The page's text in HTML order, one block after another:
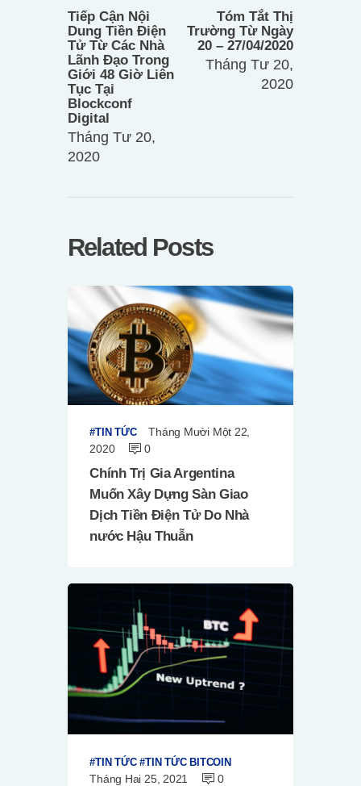
bài
viết
post:
Tiếp Cận Nội
Dung Tiền Điện
Tử Từ Các Nhà
Lãnh Đạo Trong
Giới 48 Giờ Liên
Tục Tại
Blockconf
Digital
Tháng Tư 20,
2020
Tóm Tắt Thị
Trường Từ Ngày
20 – 27/04/2020
Tháng Tư 20,
2020
Related Posts
TIN TỨC
Tháng Mười Một 22,
2020
0
Chính Trị Gia Argentina
Muốn Xây Dựng Sàn Giao
Dịch Tiền Điện Tử Do Nhà
nước Hậu Thuẫn
TIN TỨC TIN TỨC BITCOIN
Tháng Hai 25, 2021 0